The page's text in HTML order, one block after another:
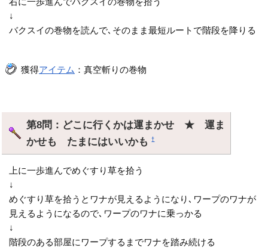
↓
バクスイの巻物を読んで､そのまま最短ルートで階段を降りる
獲得アイテム ：真空斬りの巻物
第8問：どこに行くかは運まかせ ★ 運ま
かせも たまにはいいかも†
上に一歩進んでめぐすり草を拾う
↓
めぐすり草を拾うとワナが見えるようになり､ワープのワナが
見えるようになるので､ワープのワナに乗っかる
↓
階段のある部屋にワープするまでワナを踏み続ける